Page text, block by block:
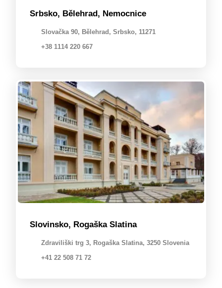
Srbsko, Bělehrad, Nemocnice
Slovačka 90, Bělehrad, Srbsko, 11271
+38 1114 220 667
Slovinsko, Rogaška Slatina
Zdraviliški trg 3, Rogaška Slatina, 3250 Slovenia
+41 22 508 71 72